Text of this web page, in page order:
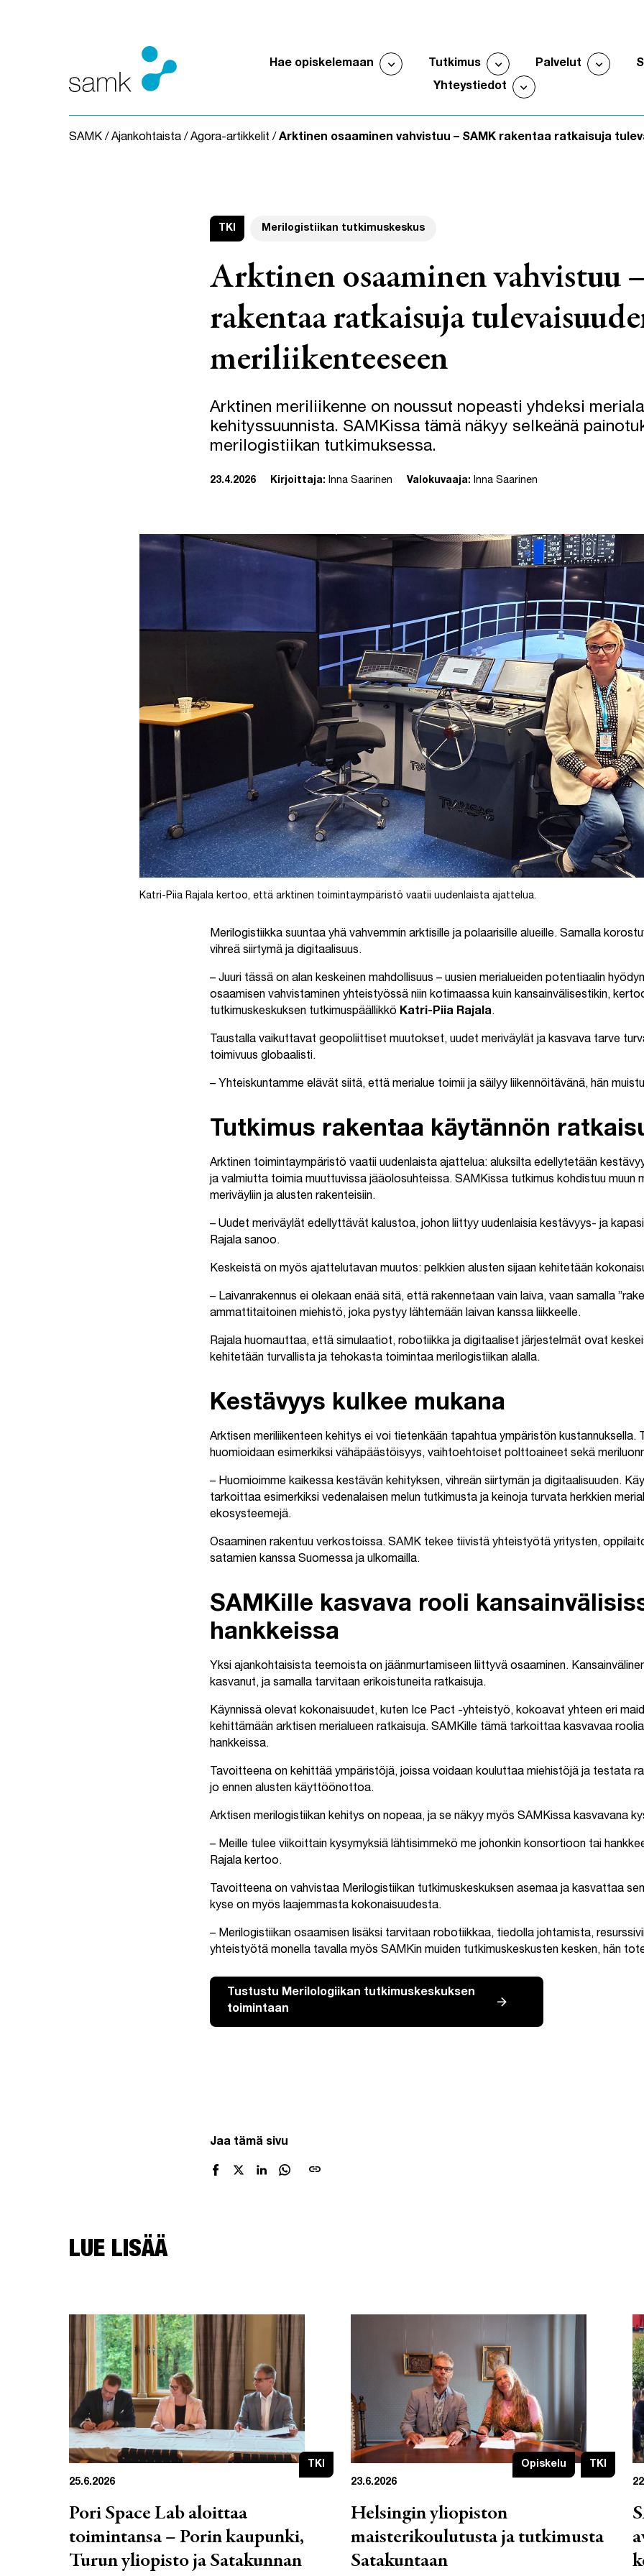
Hae opiskelemaan
Avaa alavalikko
expand_more Tutkimus
Avaa alavalikko
expand_more Palvelut
Avaa
expand_more
Yhteystiedot
Avaa alavalikko
expand_more
SAMK / Ajankohtaista / Agora-artikkelit / Arktinen osaaminen vahvistuu – SAMK rakentaa ratkaisuja
TKI Merilogistiikan tutkimuskeskus
Arktinen osaaminen vahvistuu
rakentaa ratkaisuja
meriliikenteeseen
Arktinen meriliikenne on noussut nopeasti yhdeksi
kehityssuunnista. SAMKissa tämä näkyy selkeänä
merilogistiikan tutkimuksessa.
23.4.2026 Kirjoittaja: Inna Saarinen Valokuvaaja: Inna Saarinen
Katri-Piia Rajala kertoo, että arktinen toimintaympäristö vaatii uudenlaista ajattelua.
Merilogistiikka suuntaa yhä vahvemmin arktisille ja polaarisille alueille. Samalla
vihreä siirtymä ja digitaalisuus.
– Juuri tässä on alan keskeinen mahdollisuus – uusien merialueiden potentiaalin
osaamisen vahvistaminen yhteistyössä niin kotimaassa kuin kansainvälisestikin,
tutkimuskeskuksen tutkimuspäällikkö Katri-Piia Rajala.
Taustalla vaikuttavat geopoliittiset muutokset, uudet meriväylät ja kasvava tarve
toimivuus globaalisti.
– Yhteiskuntamme elävät siitä, että merialue toimii ja säilyy liikennöitävänä, hän
Tutkimus rakentaa käytännön
Arktinen toimintaympäristö vaatii uudenlaista ajattelua: aluksilta edellytetään
ja valmiutta toimia muuttuvissa jääolosuhteissa. SAMKissa tutkimus kohdistuu muun
meriväyliin ja alusten rakenteisiin.
– Uudet meriväylät edellyttävät kalustoa, johon liittyy uudenlaisia kestävyys- ja
Rajala sanoo.
Keskeistä on myös ajattelutavan muutos: pelkkien alusten sijaan kehitetään
– Laivanrakennus ei olekaan enää sitä, että rakennetaan vain laiva, vaan samalla
ammattitaitoinen miehistö, joka pystyy lähtemään laivan kanssa liikkeelle.
Rajala huomauttaa, että simulaatiot, robotiikka ja digitaaliset järjestelmät ovat
kehitetään turvallista ja tehokasta toimintaa merilogistiikan alalla.
Kestävyys kulkee mukana
Arktisen meriliikenteen kehitys ei voi tietenkään tapahtua ympäristön kustannuksella.
huomioidaan esimerkiksi vähäpäästöisyys, vaihtoehtoiset polttoaineet sekä
– Huomioimme kaikessa kestävän kehityksen, vihreän siirtymän ja digitaalisuuden.
tarkoittaa esimerkiksi vedenalaisen melun tutkimusta ja keinoja turvata herkkien
ekosysteemejä.
Osaaminen rakentuu verkostoissa. SAMK tekee tiivistä yhteistyötä yritysten,
satamien kanssa Suomessa ja ulkomailla.
SAMKille kasvava rooli
hankkeissa
Yksi ajankohtaisista teemoista on jäänmurtamiseen liittyvä osaaminen.
kasvanut, ja samalla tarvitaan erikoistuneita ratkaisuja.
Käynnissä olevat kokonaisuudet, kuten Ice Pact -yhteistyö, kokoavat yhteen eri
kehittämään arktisen merialueen ratkaisuja. SAMKille tämä tarkoittaa kasvavaa
hankkeissa.
Tavoitteena on kehittää ympäristöjä, joissa voidaan kouluttaa miehistöjä ja testata
jo ennen alusten käyttöönottoa.
Arktisen merilogistiikan kehitys on nopeaa, ja se näkyy myös SAMKissa kasvavana
– Meille tulee viikoittain kysymyksiä lähtisimmekö me johonkin konsortioon tai
Rajala kertoo.
Tavoitteena on vahvistaa Merilogistiikan tutkimuskeskuksen asemaa ja kasvattaa
kyse on myös laajemmasta kokonaisuudesta.
– Merilogistiikan osaamisen lisäksi tarvitaan robotiikkaa, tiedolla johtamista,
yhteistyötä monella tavalla myös SAMKin muiden tutkimuskeskusten kesken, hän
Tustustu Merilologiikan tutkimuskeskuksen
toimintaan
Jaa tämä sivu
link
LUE LISÄÄ
TKI
25.6.2026
Pori Space Lab aloittaa
toimintansa – Porin kaupunki,
Turun yliopisto ja Satakunnan
Opiskelu
TKI
23.6.2026
Helsingin yliopiston
maisterikoulutusta ja tutkimusta
Satakuntaan